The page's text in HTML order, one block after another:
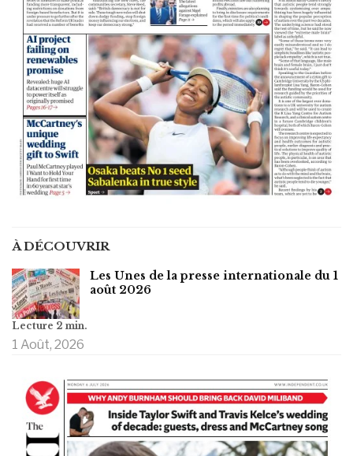
À DÉCOUVRIR
Les Unes de la presse internationale du 1
août 2026
1 Août, 2026